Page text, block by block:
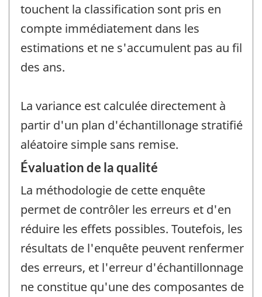
touchent la classification sont pris en
compte immédiatement dans les
estimations et ne s'accumulent pas au fil
des ans.
La variance est calculée directement à
partir d'un plan d'échantillonage stratifié
aléatoire simple sans remise.
Évaluation de la qualité
La méthodologie de cette enquête
permet de contrôler les erreurs et d'en
réduire les effets possibles. Toutefois, les
résultats de l'enquête peuvent renfermer
des erreurs, et l'erreur d'échantillonnage
ne constitue qu'une des composantes de